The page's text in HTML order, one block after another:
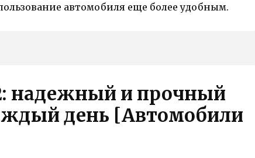
автомобиля еще более удобным.
надежный и прочный
день [Автомобили